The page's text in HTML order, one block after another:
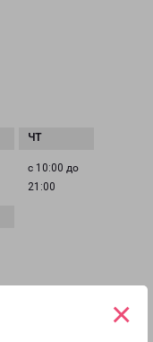
×
с 10:00 до
21:00